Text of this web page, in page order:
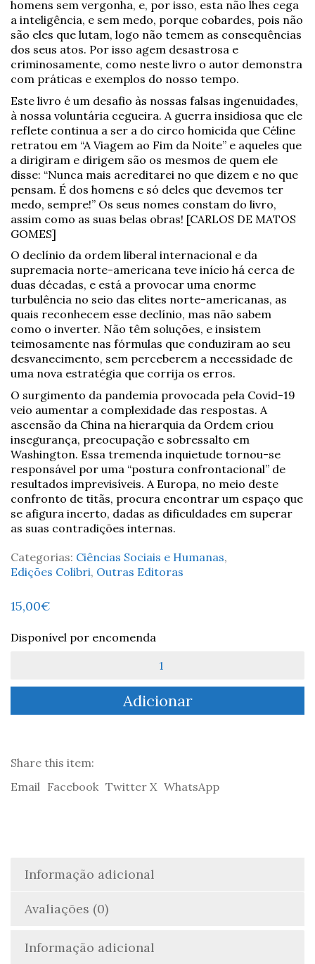
homens sem vergonha, e, por isso, esta não lhes cega
a inteligência, e sem medo, porque cobardes, pois não
são eles que lutam, logo não temem as consequências
dos seus atos. Por isso agem desastrosa e
criminosamente, como neste livro o autor demonstra
com práticas e exemplos do nosso tempo.
Este livro é um desafio às nossas falsas ingenuidades,
à nossa voluntária cegueira. A guerra insidiosa que ele
reflete continua a ser a do circo homicida que Céline
retratou em “A Viagem ao Fim da Noite” e aqueles que
a dirigiram e dirigem são os mesmos de quem ele
disse: “Nunca mais acreditarei no que dizem e no que
pensam. É dos homens e só deles que devemos ter
medo, sempre!” Os seus nomes constam do livro,
assim como as suas belas obras! [CARLOS DE MATOS
GOMES]
O declínio da ordem liberal internacional e da
supremacia norte-americana teve início há cerca de
duas décadas, e está a provocar uma enorme
turbulência no seio das elites norte-americanas, as
quais reconhecem esse declínio, mas não sabem
como o inverter. Não têm soluções, e insistem
teimosamente nas fórmulas que conduziram ao seu
desvanecimento, sem perceberem a necessidade de
uma nova estratégia que corrija os erros.
O surgimento da pandemia provocada pela Covid-19
veio aumentar a complexidade das respostas. A
ascensão da China na hierarquia da Ordem criou
insegurança, preocupação e sobressalto em
Washington. Essa tremenda inquietude tornou-se
responsável por uma “postura confrontacional” de
resultados imprevisíveis. A Europa, no meio deste
confronto de titãs, procura encontrar um espaço que
se afigura incerto, dadas as dificuldades em superar
as suas contradições internas.
Categorias: Ciências Sociais e Humanas,
Edições Colibri, Outras Editoras
15,00€
Disponível por encomenda
Do
da
a
e
Branco
Adicionar
Share this item:
Email Facebook Twitter X WhatsApp
Informação adicional
Avaliações (0)
Informação adicional